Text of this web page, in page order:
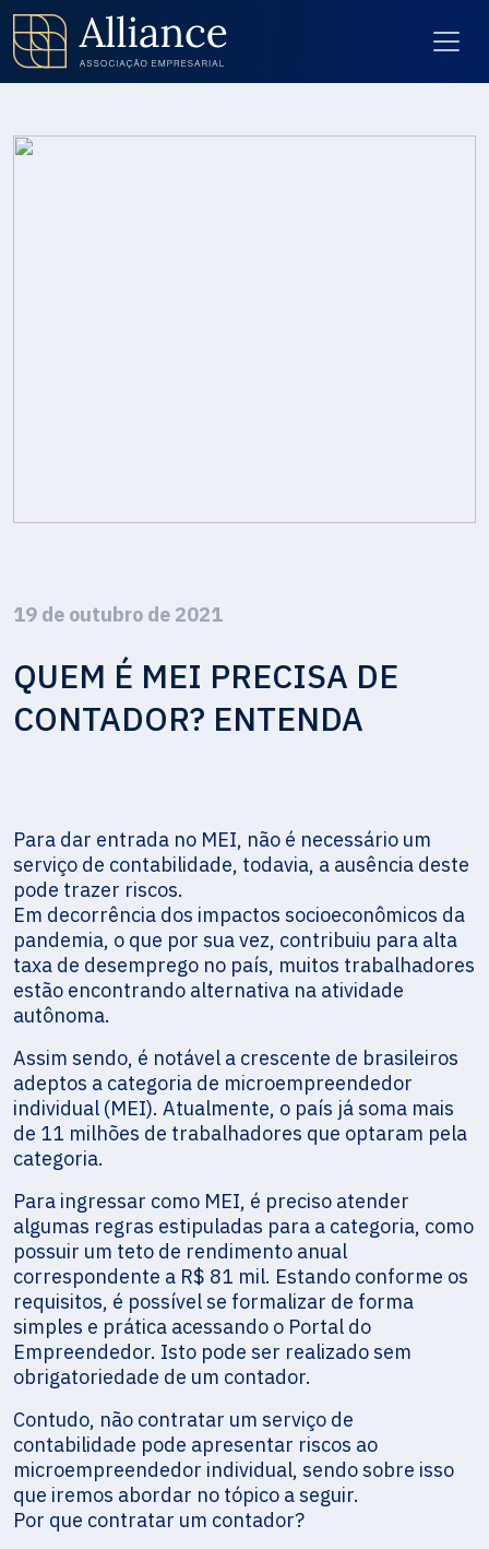
19 de outubro de 2021
QUEM É MEI PRECISA DE
CONTADOR? ENTENDA
Para dar entrada no MEI, não é necessário um
serviço de contabilidade, todavia, a ausência deste
pode trazer riscos.
Em decorrência dos impactos socioeconômicos da
pandemia, o que por sua vez, contribuiu para alta
taxa de desemprego no país, muitos trabalhadores
estão encontrando alternativa na atividade
autônoma.
Assim sendo, é notável a crescente de brasileiros
adeptos a categoria de microempreendedor
individual (MEI). Atualmente, o país já soma mais
de 11 milhões de trabalhadores que optaram pela
categoria.
Para ingressar como MEI, é preciso atender
algumas regras estipuladas para a categoria, como
possuir um teto de rendimento anual
correspondente a R$ 81 mil. Estando conforme os
requisitos, é possível se formalizar de forma
simples e prática acessando o Portal do
Empreendedor. Isto pode ser realizado sem
obrigatoriedade de um contador.
Contudo, não contratar um serviço de
contabilidade pode apresentar riscos ao
microempreendedor individual, sendo sobre isso
que iremos abordar no tópico a seguir.
Por que contratar um contador?